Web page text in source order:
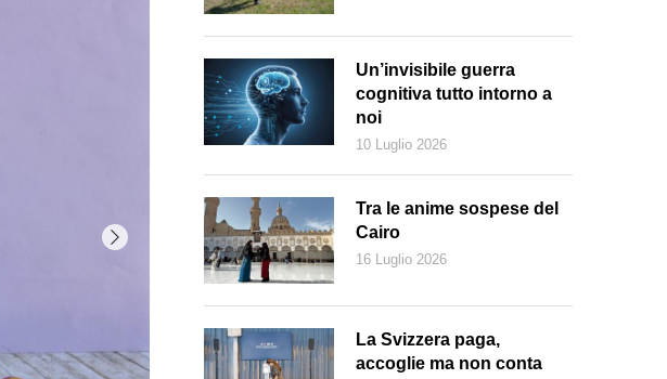
Un’invisibile guerra
cognitiva tutto intorno a
noi
10 Luglio 2026
Tra le anime sospese del
Cairo
16 Luglio 2026
La Svizzera paga,
accoglie ma non conta